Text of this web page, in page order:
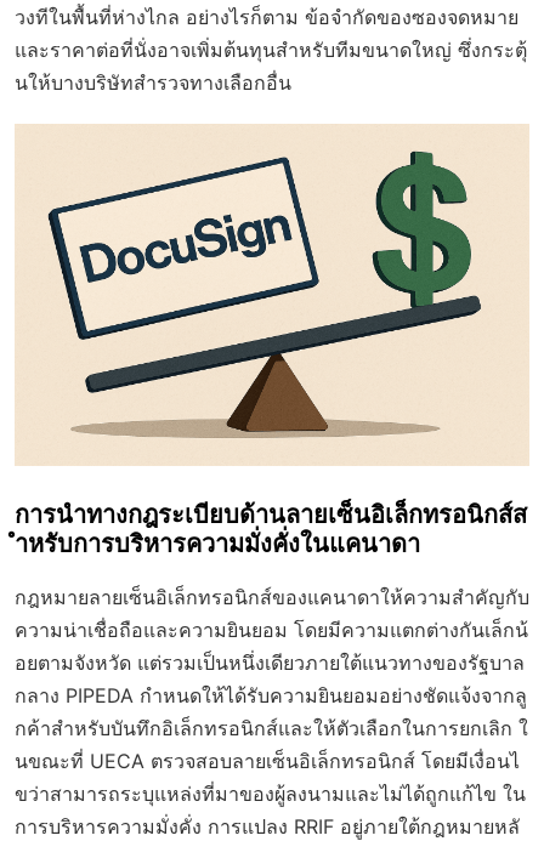
วงทีในพื้นที่ห่างไกล อย่างไรก็ตาม ข้อจำกัดของซองจดหมาย
และราคาต่อที่นั่งอาจเพิ่มต้นทุนสำหรับทีมขนาดใหญ่ ซึ่งกระตุ้
นให้บางบริษัทสำรวจทางเลือกอื่น
การนำทางกฎระเบียบด้านลายเซ็นอิเล็กทรอนิกส์ส
ำหรับการบริหารความมั่งคั่งในแคนาดา
กฎหมายลายเซ็นอิเล็กทรอนิกส์ของแคนาดาให้ความสำคัญกับ
ความน่าเชื่อถือและความยินยอม โดยมีความแตกต่างกันเล็กน้
อยตามจังหวัด แต่รวมเป็นหนึ่งเดียวภายใต้แนวทางของรัฐบาล
กลาง PIPEDA กำหนดให้ได้รับความยินยอมอย่างชัดแจ้งจากลู
กค้าสำหรับบันทึกอิเล็กทรอนิกส์และให้ตัวเลือกในการยกเลิก ใ
นขณะที่ UECA ตรวจสอบลายเซ็นอิเล็กทรอนิกส์ โดยมีเงื่อนไ
ขว่าสามารถระบุแหล่งที่มาของผู้ลงนามและไม่ได้ถูกแก้ไข ใน
การบริหารความมั่งคั่ง การแปลง RRIF อยู่ภายใต้กฎหมายหลั